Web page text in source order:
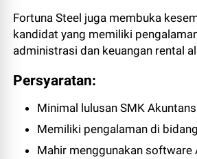
Fortuna Steel juga membuka
kandidat yang memiliki
administrasi dan keuangan rental
Persyaratan:
Minimal lulusan SMK
Memiliki pengalaman di
Mahir menggunakan software